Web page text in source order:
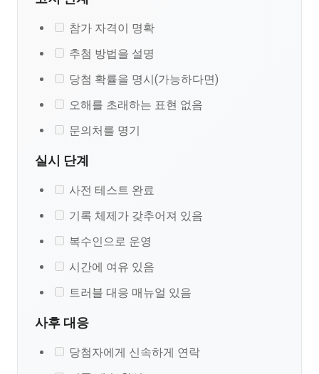
참가 자격이 명확
추첨 방법을 설명
당첨 확률을 명시(가능하다면)
오해를 초래하는 표현 없음
문의처를 명기
실시 단계
사전 테스트 완료
기록 체제가 갖추어져 있음
복수인으로 운영
시간에 여유 있음
트러블 대응 매뉴얼 있음
사후 대응
당첨자에게 신속하게 연락